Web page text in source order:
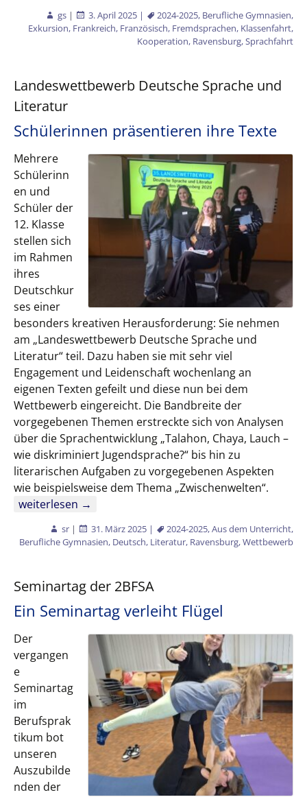
gs | 3. April 2025 | 2024-2025, Berufliche Gymnasien,
Exkursion, Frankreich, Französisch, Fremdsprachen, Klassenfahrt,
Kooperation, Ravensburg,Sprachfahrt
Landeswettbewerb Deutsche Sprache und
Literatur
Schülerinnen präsentieren ihre Texte
Mehrere
Schülerinn
en und
Schüler der
12. Klasse
stellen sich
im Rahmen
ihres
Deutschkur
ses einer
besonders kreativen Herausforderung: Sie nehmen
am „Landeswettbewerb Deutsche Sprache und
Literatur“ teil. Dazu haben sie mit sehr viel
Engagement und Leidenschaft wochenlang an
eigenen Texten gefeilt und diese nun bei dem
Wettbewerb eingereicht. Die Bandbreite der
vorgegebenen Themen erstreckte sich von Analysen
über die Sprachentwicklung „Talahon, Chaya, Lauch –
wie diskriminiert Jugendsprache?“ bis hin zu
literarischen Aufgaben zu vorgegebenen Aspekten
wie beispielsweise dem Thema „Zwischenwelten“.
Schülerinnen präsentieren ihre Texte
weiterlesen →
sr | 31. März 2025 | 2024-2025,Aus dem Unterricht,
Berufliche Gymnasien, Deutsch, Literatur, Ravensburg,Wettbewerb
Seminartag der 2BFSA
Ein Seminartag verleiht Flügel
Der
vergangen
e
Seminartag
im
Berufsprak
tikum bot
unseren
Auszubilde
nden der